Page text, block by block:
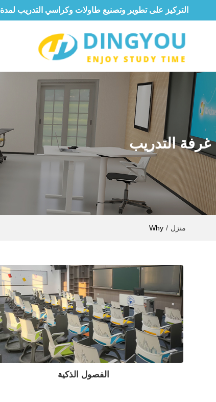
التركيز على تطوير وتصنيع طاولات وكراسي التدريب لمدة 18 عامًا
غرفة التدريب
منزل /
Why
الفصول الذكية